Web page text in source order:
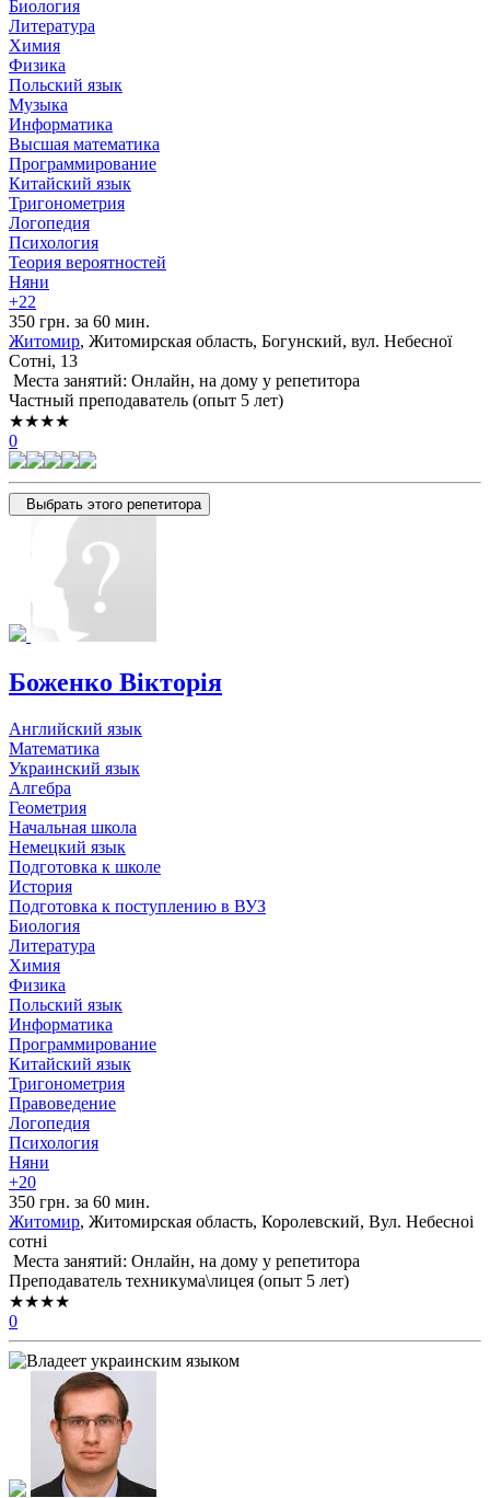
Биология
Литература
Химия
Физика
Польский язык
Музыка
Информатика
Высшая математика
Программирование
Китайский язык
Тригонометрия
Логопедия
Психология
Теория вероятностей
Няни
+22
350 грн. за 60 мин.
Житомир, Житомирская область, Богунский, вул. Небесної
Сотні, 13
Места занятий: Онлайн, на дому у репетитора
Частный преподаватель (опыт 5 лет)
★★★★
0
Выбрать этого репетитора
Боженко Вікторія
Английский язык
Математика
Украинский язык
Алгебра
Геометрия
Начальная школа
Немецкий язык
Подготовка к школе
История
Подготовка к поступлению в ВУЗ
Биология
Литература
Химия
Физика
Польский язык
Информатика
Программирование
Китайский язык
Тригонометрия
Правоведение
Логопедия
Психология
Няни
+20
350 грн. за 60 мин.
Житомир, Житомирская область, Королевский, Вул. Небесноі
сотні
Места занятий: Онлайн, на дому у репетитора
Преподаватель техникума\лицея (опыт 5 лет)
★★★★
0